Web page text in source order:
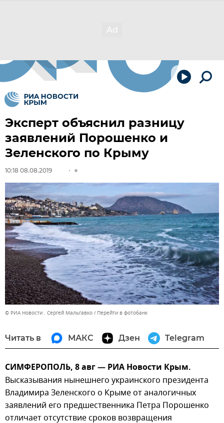
Эксперт объяснил разницу
заявлений Порошенко и
Зеленского по Крыму
10:18 08.08.2019
© РИА Новости . Сергей Мальгавко Перейти в фотобанк
Читать в МАКС Дзен Telegram
СИМФЕРОПОЛЬ, 8 авг — РИА Новости Крым.
Высказывания нынешнего украинского президента
Владимира Зеленского о Крыме от аналогичных
заявлений его предшественника Петра Порошенко
отличает отсутствие сроков возвращения